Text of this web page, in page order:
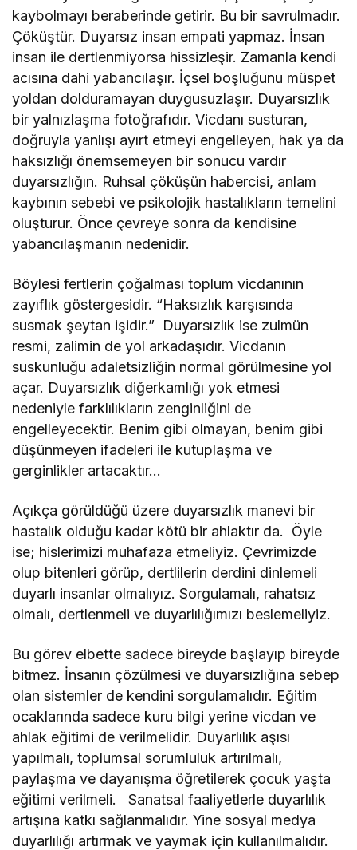
kaybolmayı beraberinde getirir. Bu bir savrulmadır.
Çöküştür. Duyarsız insan empati yapmaz. İnsan
insan ile dertlenmiyorsa hissizleşir. Zamanla kendi
acısına dahi yabancılaşır. İçsel boşluğunu müspet
yoldan dolduramayan duygusuzlaşır. Duyarsızlık
bir yalnızlaşma fotoğrafıdır. Vicdanı susturan,
doğruyla yanlışı ayırt etmeyi engelleyen, hak ya da
haksızlığı önemsemeyen bir sonucu vardır
duyarsızlığın. Ruhsal çöküşün habercisi, anlam
kaybının sebebi ve psikolojik hastalıkların temelini
oluşturur. Önce çevreye sonra da kendisine
yabancılaşmanın nedenidir.
Böylesi fertlerin çoğalması toplum vicdanının
zayıflık göstergesidir. “Haksızlık karşısında
susmak şeytan işidir.” Duyarsızlık ise zulmün
resmi, zalimin de yol arkadaşıdır. Vicdanın
suskunluğu adaletsizliğin normal görülmesine yol
açar. Duyarsızlık diğerkamlığı yok etmesi
nedeniyle farklılıkların zenginliğini de
engelleyecektir. Benim gibi olmayan, benim gibi
düşünmeyen ifadeleri ile kutuplaşma ve
gerginlikler artacaktır…
Açıkça görüldüğü üzere duyarsızlık manevi bir
hastalık olduğu kadar kötü bir ahlaktır da. Öyle
ise; hislerimizi muhafaza etmeliyiz. Çevrimizde
olup bitenleri görüp, dertlilerin derdini dinlemeli
duyarlı insanlar olmalıyız. Sorgulamalı, rahatsız
olmalı, dertlenmeli ve duyarlılığımızı beslemeliyiz.
Bu görev elbette sadece bireyde başlayıp bireyde
bitmez. İnsanın çözülmesi ve duyarsızlığına sebep
olan sistemler de kendini sorgulamalıdır. Eğitim
ocaklarında sadece kuru bilgi yerine vicdan ve
ahlak eğitimi de verilmelidir. Duyarlılık aşısı
yapılmalı, toplumsal sorumluluk artırılmalı,
paylaşma ve dayanışma öğretilerek çocuk yaşta
eğitimi verilmeli. Sanatsal faaliyetlerle duyarlılık
artışına katkı sağlanmalıdır. Yine sosyal medya
duyarlılığı artırmak ve yaymak için kullanılmalıdır.